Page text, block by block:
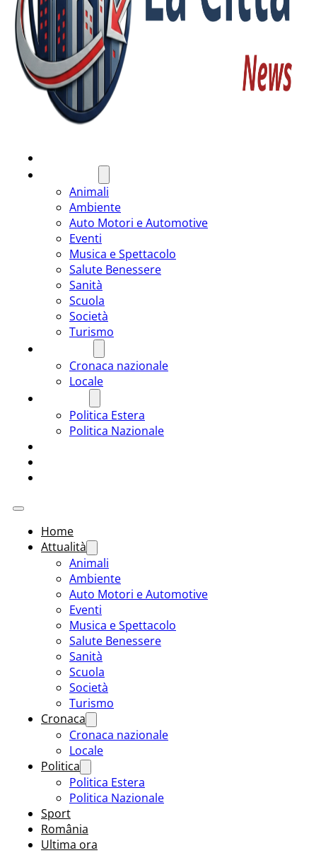
Animali
Ambiente
Auto Motori e Automotive
Eventi
Musica e Spettacolo
Salute Benessere
Sanità
Scuola
Società
Turismo
Cronaca nazionale
Locale
Politica Estera
Politica Nazionale
Home
Attualità
Animali
Ambiente
Auto Motori e Automotive
Eventi
Musica e Spettacolo
Salute Benessere
Sanità
Scuola
Società
Turismo
Cronaca
Cronaca nazionale
Locale
Politica
Politica Estera
Politica Nazionale
Sport
România
Ultima ora